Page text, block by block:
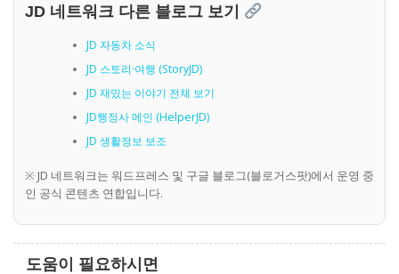
JD 네트워크 다른 블로그 보기
JD 자동차 소식
JD 스토리·여행 (StoryJD)
JD 재밌는 이야기 전체 보기
JD행정사 메인 (HelperJD)
JD 생활정보 보조
※ JD 네트워크는 워드프레스 및 구글 블로그(블로거스팟)에서 운영 중
인 공식 콘텐츠 연합입니다.
도움이 필요하시면